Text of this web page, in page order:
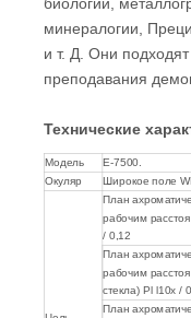
минералогии,
и т. Д. Они
преподавания
Технические
Модель
E-7500.
Окуляр
Широкое поле
План
рабочим
/ 0,12
План
рабочим
стекла) Pl l10x /
План